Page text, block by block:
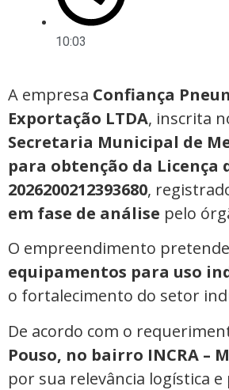
10:03
A empresa Confiança
Exportação LTDA, inscrita
Secretaria Municipal de
para obtenção da Licença
2026200212393680,
em fase de análise pelo
O empreendimento
equipamentos para uso
o fortalecimento do setor
De acordo com o
Pouso, no bairro INCRA –
por sua relevância logística